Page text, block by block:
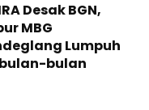
Desak BGN,
MBG
Lumpuh
bulan